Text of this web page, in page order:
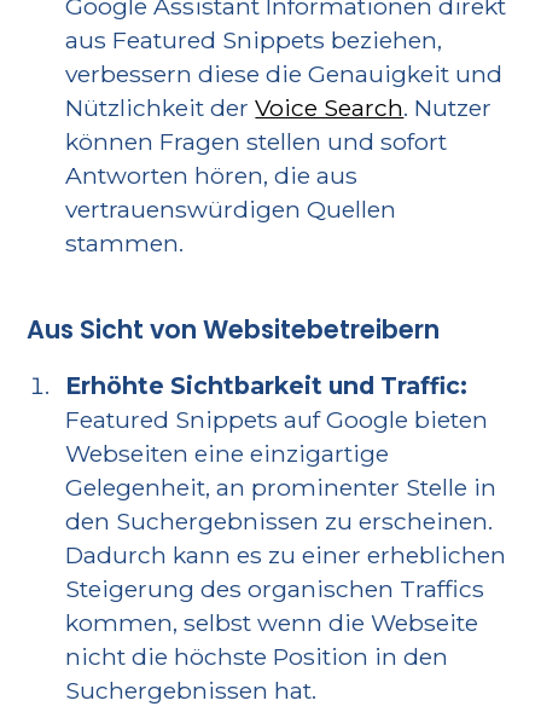
aus Featured Snippets beziehen,
verbessern diese die Genauigkeit und
Nützlichkeit derVoice Search. Nutzer
können Fragen stellen und sofort
Antworten hören, die aus
vertrauenswürdigen Quellen
stammen.
Aus Sicht von Websitebetreibern
Erhöhte Sichtbarkeit und Traffic:
Featured Snippets auf Google bieten
Webseiten eine einzigartige
Gelegenheit, an prominenter Stelle in
den Suchergebnissen zu erscheinen.
Dadurch kann es zu einer erheblichen
Steigerung des organischen Traffics
kommen, selbst wenn die Webseite
nicht die höchste Position in den
Suchergebnissen hat.